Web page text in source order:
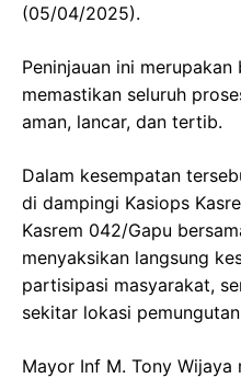
(05/04/2025).
Peninjauan ini
memastikan seluruh
aman, lancar, dan tertib.
Dalam kesempatan
di dampingi Kasiops
Kasrem 042/Gapu
menyaksikan langsung
partisipasi masyarakat,
sekitar lokasi
Mayor Inf M. Tony Wijaya